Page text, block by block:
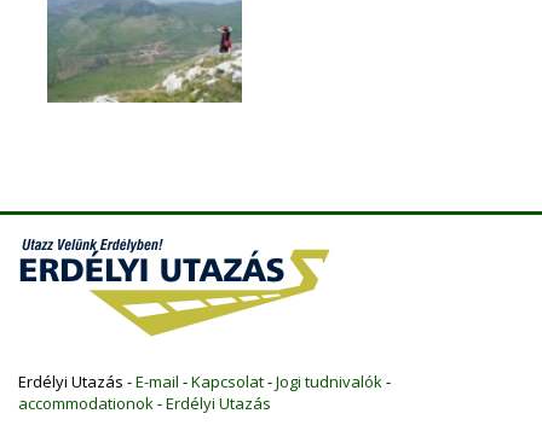
Erdélyi Utazás -E-mail -Kapcsolat-Jogi tudnivalók-
accommodationok-Erdélyi Utazás